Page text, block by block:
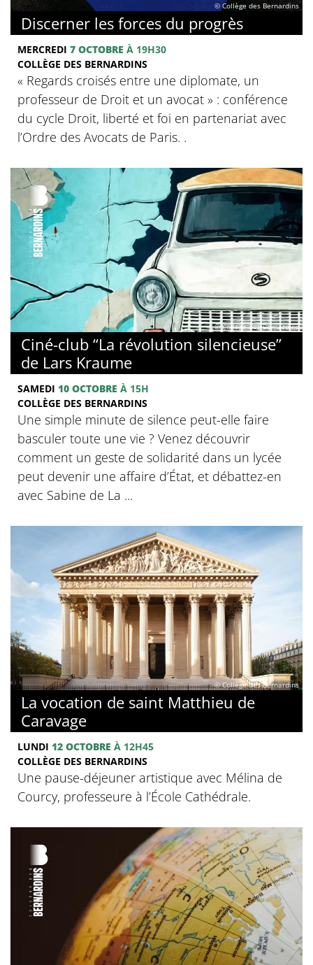
© Collège des Bernardins
Discerner les forces du progrès
MERCREDI 7 OCTOBRE À 19H30
COLLÈGE DES BERNARDINS
‍« Regards croisés entre une diplomate, un
professeur de Droit et un avocat » : conférence
du cycle Droit, liberté et foi en partenariat avec
l’Ordre des Avocats de Paris. .
© Collège des Bernardins
Ciné-club “La révolution silencieuse”
de Lars Kraume
SAMEDI 10 OCTOBRE À 15H
COLLÈGE DES BERNARDINS
Une simple minute de silence peut-elle faire
basculer toute une vie ? Venez découvrir
comment un geste de solidarité dans un lycée
peut devenir une affaire d’État, et débattez-en
avec Sabine de La ...
© Collège des Bernardins
La vocation de saint Matthieu de
Caravage
LUNDI 12 OCTOBRE À 12H45
COLLÈGE DES BERNARDINS
Une pause-déjeuner artistique avec Mélina de
Courcy, professeure à l’École Cathédrale.